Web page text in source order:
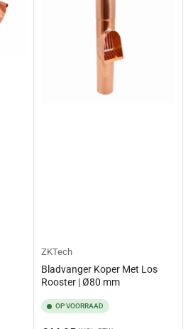
ZKTech
Bladvanger Koper Met Los
Rooster | Ø80 mm
OP VOORRAAD